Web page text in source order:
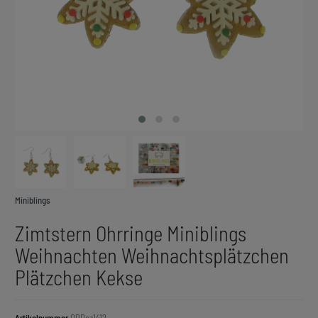
Miniblings
Zimtstern Ohrringe Miniblings
Weihnachten Weihnachtsplätzchen
Plätzchen Kekse